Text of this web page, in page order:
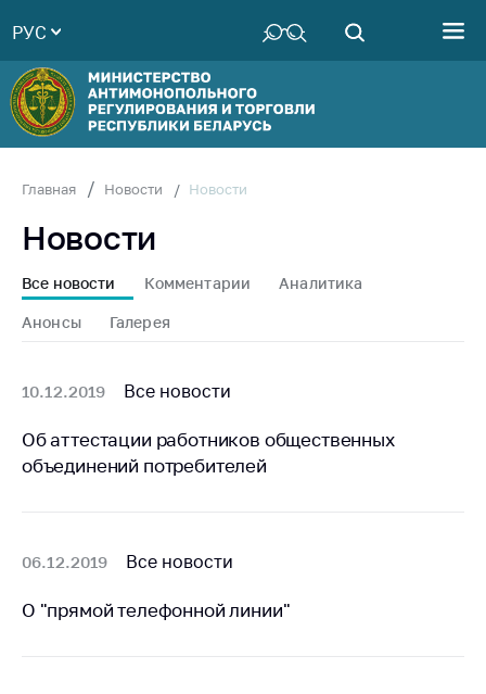
Руководство
Структура
Министерства
Территориальные
Законодательство
Антикоррупционная
деятельность
совет
Соискателям
Награждения
товарная биржа
жизнь
РУС
Главная Новости Новости
Новости
Все новости Комментарии Аналитика
Анонсы Галерея
10.12.2019 Все новости
Об аттестации работников общественных
объединений потребителей
06.12.2019 Все новости
О "прямой телефонной линии"